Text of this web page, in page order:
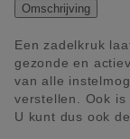
Omschrijving
Een zadelkruk
gezonde en
van alle
verstellen. Ook
U kunt dus ook